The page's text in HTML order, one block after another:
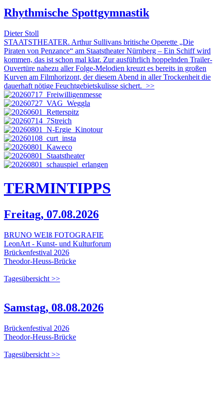
Rhythmische Spottgymnastik
Dieter Stoll
STAATSTHEATER. Arthur Sullivans britische Operette „Die
Piraten von Penzance“ am Staatstheater Nürnberg – Ein Schiff wird
kommen, das ist schon mal klar. Zur ausführlich hoppelnden Trailer-
Ouvertüre nahezu aller Folge-Melodien kreuzt es bereits in großen
Kurven am Filmhorizont, der diesem Abend in aller Trockenheit die
dauerhaft nötige Feuchtgebietskulisse sichert. >>
TERMINTIPPS
Freitag, 07.08.2026
BRUNO WEIß FOTOGRAFIE
LeonArt - Kunst- und Kulturforum
Brückenfestival 2026
Theodor-Heuss-Brücke
Tagesübersicht >>
Samstag, 08.08.2026
Brückenfestival 2026
Theodor-Heuss-Brücke
Tagesübersicht >>